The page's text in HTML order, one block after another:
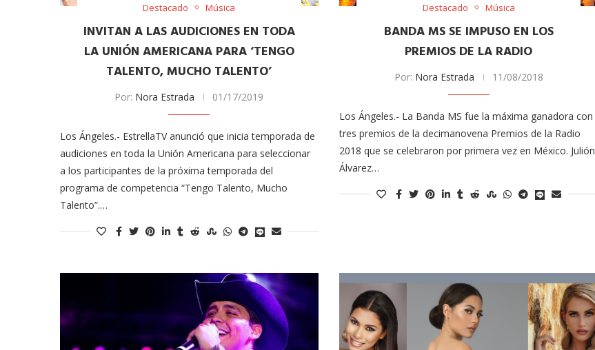
Destacado Música
INVITAN A LAS AUDICIONES EN TODA
LA UNIÓN AMERICANA PARA ‘TENGO
TALENTO, MUCHO TALENTO’
Por: Nora Estrada 01/17/2019
Los Ángeles.- EstrellaTV anunció que inicia temporada de
audiciones en toda la Unión Americana para seleccionar
a los participantes de la próxima temporada del
programa de competencia “Tengo Talento, Mucho
Talento”.…
Destacado Música
BANDA MS SE IMPUSO EN LOS
PREMIOS DE LA RADIO
Por: Nora Estrada 11/08/2018
Los Ángeles.- La Banda MS fue la máxima ganadora con
tres premios de la decimanovena Premios de la Radio
2018 que se celebraron por primera vez en México. Julión
Álvarez…
Fabiola Guajardo e Iván Arana recorren
alfombra roja...
Cuchicheos del Latin Grammy 2024